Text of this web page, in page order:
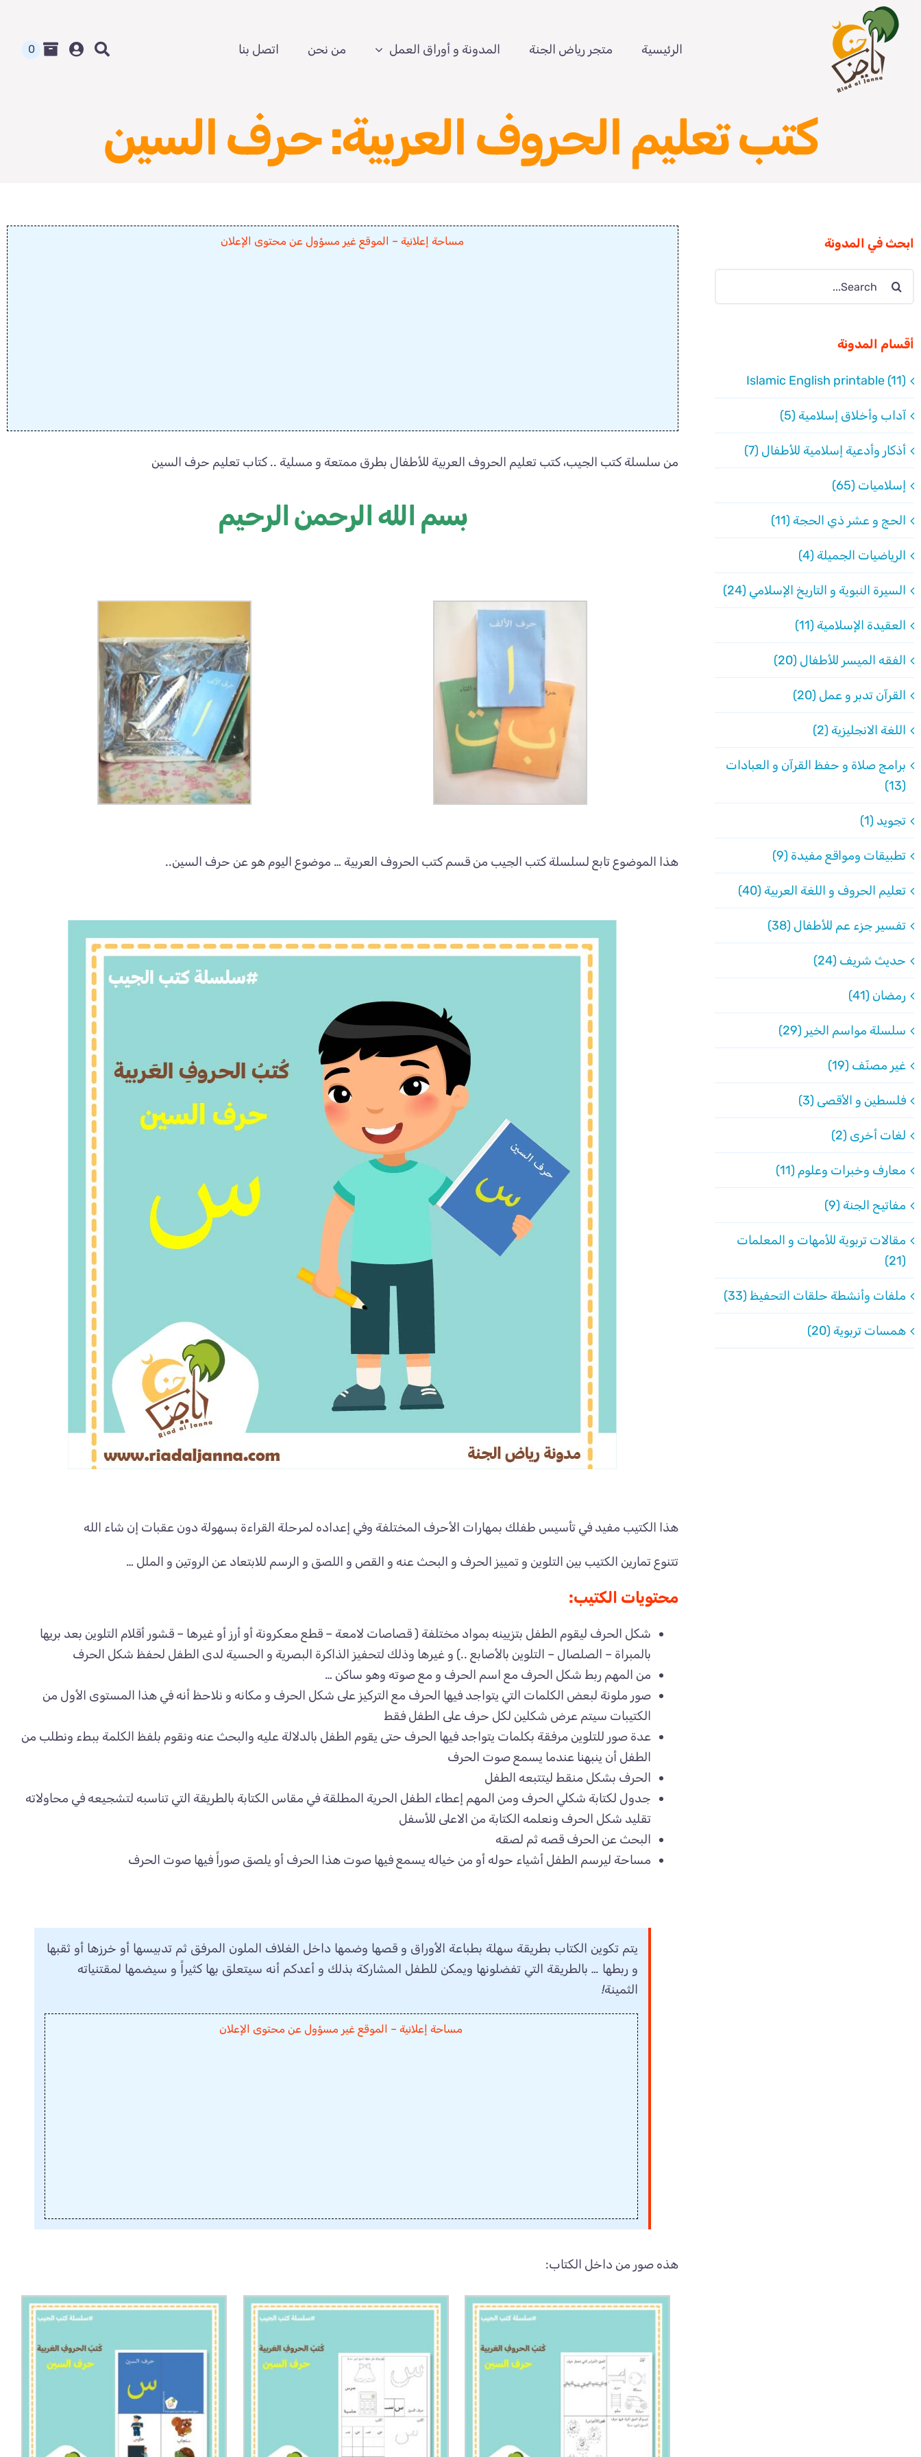
content
الرئيسية متجر رياض الجنة المدونة و أوراق العمل من نحن اتصل بنا 0
كتب تعليم الحروف العربية: حرف السين
مساحة إعلانية – الموقع غير مسؤول عن محتوى الإعلان
من سلسلة كتب الجيب، كتب تعليم الحروف العربية للأطفال بطرق ممتعة و مسلية .. كتاب تعليم حرف السين
بسم الله الرحمن الرحيم
هذا الموضوع تابع لسلسلة كتب الجيب من قسم كتب الحروف العربية … موضوع اليوم هو عن حرف السين..
هذا الكتيب مفيد في تأسيس طفلك بمهارات الأحرف المختلفة وفي إعداده لمرحلة القراءة بسهولة دون عقبات إن شاء الله
تتنوع تمارين الكتيب بين التلوين و تمييز الحرف و البحث عنه و القص و اللصق و الرسم للابتعاد عن الروتين و الملل …
محتويات الكتيب:
شكل الحرف ليقوم الطفل بتزيينه بمواد مختلفة ( قصاصات لامعة – قطع معكرونة أو أرز أو غيرها – قشور أقلام التلوين بعد بريها
بالمبراة – الصلصال – التلوين بالأصابع ..) و غيرها وذلك لتحفيز الذاكرة البصرية و الحسية لدى الطفل لحفظ شكل الحرف
من المهم ربط شكل الحرف مع اسم الحرف و مع صوته وهو ساكن …
صور ملونة لبعض الكلمات التي يتواجد فيها الحرف مع التركيز على شكل الحرف و مكانه و نلاحظ أنه في هذا المستوى الأول من
الكتيبات سيتم عرض شكلين لكل حرف على الطفل فقط
عدة صور للتلوين مرفقة بكلمات يتواجد فيها الحرف حتى يقوم الطفل بالدلالة عليه والبحث عنه ونقوم بلفظ الكلمة ببطء ونطلب من
الطفل أن ينبهنا عندما يسمع صوت الحرف
الحرف بشكل منقط ليتتبعه الطفل
جدول لكتابة شكلي الحرف ومن المهم إعطاء الطفل الحرية المطلقة في مقاس الكتابة بالطريقة التي تناسبه لتشجيعه في محاولاته
تقليد شكل الحرف ونعلمه الكتابة من الاعلى للأسفل
البحث عن الحرف قصه ثم لصقه
مساحة ليرسم الطفل أشياء حوله أو من خياله يسمع فيها صوت هذا الحرف أو يلصق صوراً فيها صوت الحرف
يتم تكوين الكتاب بطريقة سهلة بطباعة الأوراق و قصها وضمها داخل الغلاف الملون المرفق ثم تدبيسها أو خرزها أو ثقبها
و ربطها … بالطريقة التي تفضلونها ويمكن للطفل المشاركة بذلك و أعدكم أنه سيتعلق بها كثيراً و سيضمها لمقتنياته
الثمينة!
مساحة إعلانية – الموقع غير مسؤول عن محتوى الإعلان
هذه صور من داخل الكتاب:
ابحث في المدونة
Search
أقسام المدونة
Islamic English printable (11)
آداب وأخلاق إسلامية (5)
أذكار وأدعية إسلامية للأطفال (7)
إسلاميات (65)
الحج و عشر ذي الحجة (11)
الرياضيات الجميلة (4)
السيرة النبوية و التاريخ الإسلامي (24)
العقيدة الإسلامية (11)
الفقه الميسر للأطفال (20)
القرآن تدبر و عمل (20)
اللغة الانجليزية (2)
برامج صلاة و حفظ القرآن و العبادات
(13)
تجويد (1)
تطبيقات ومواقع مفيدة (9)
تعليم الحروف و اللغة العربية (40)
تفسير جزء عم للأطفال (38)
حديث شريف (24)
رمضان (41)
سلسلة مواسم الخير (29)
غير مصنّف (19)
فلسطين و الأقصى (3)
لغات أخرى (2)
معارف وخبرات وعلوم (11)
مفاتيح الجنة (9)
مقالات تربوية للأمهات و المعلمات
(21)
ملفات وأنشطة حلقات التحفيظ (33)
همسات تربوية (20)